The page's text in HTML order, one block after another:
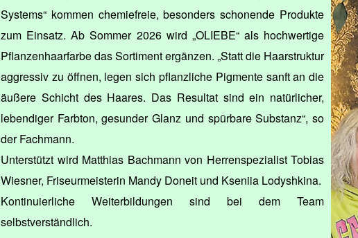
Systems“ kommen chemiefreie, besonders schonende Produkte
zum Einsatz. Ab Sommer 2026 wird „OLIEBE“ als hochwertige
Pflanzenhaarfarbe das Sortiment ergänzen. „Statt die Haarstruktur
aggressiv zu öffnen, legen sich pflanzliche Pigmente sanft an die
äußere Schicht des Haares. Das Resultat sind ein natürlicher,
lebendiger Farbton, gesunder Glanz und spürbare Substanz“, so
der Fachmann.
Unterstützt wird Matthias Bachmann von Herrenspezialist Tobias
Wiesner, Friseurmeisterin Mandy Doneit und Kseniia Lodyshkina.
Kontinuierliche Weiterbildungen sind bei dem Team
selbstverständlich.